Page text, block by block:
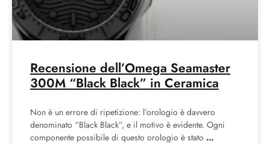
Recensione dell’Omega Seamaster
300M “Black Black” in Ceramica
Non è un errore di ripetizione: l’orologio è davvero
denominato “Black Black”, e il motivo è evidente. Ogni
componente possibile di questo orologio è stato